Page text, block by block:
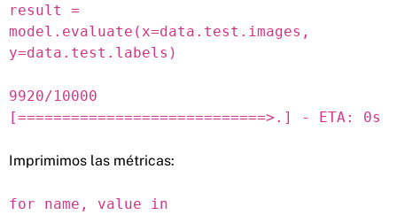
result =
model.evaluate(x=data.test.images,
y=data.test.labels)
9920/10000
[============================>.] - ETA: 0s
Imprimimos las métricas:
for name, value in